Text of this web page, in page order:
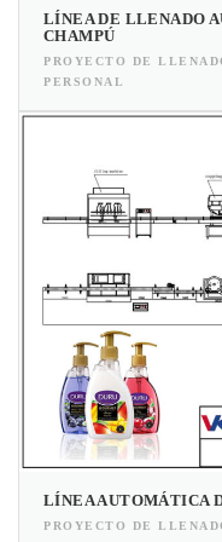
LÍNEA DE LLENADO
CHAMPÚ
PROYECTO DE
PERSONAL
LÍNEA AUTOMÁTICA
PROYECTO DE